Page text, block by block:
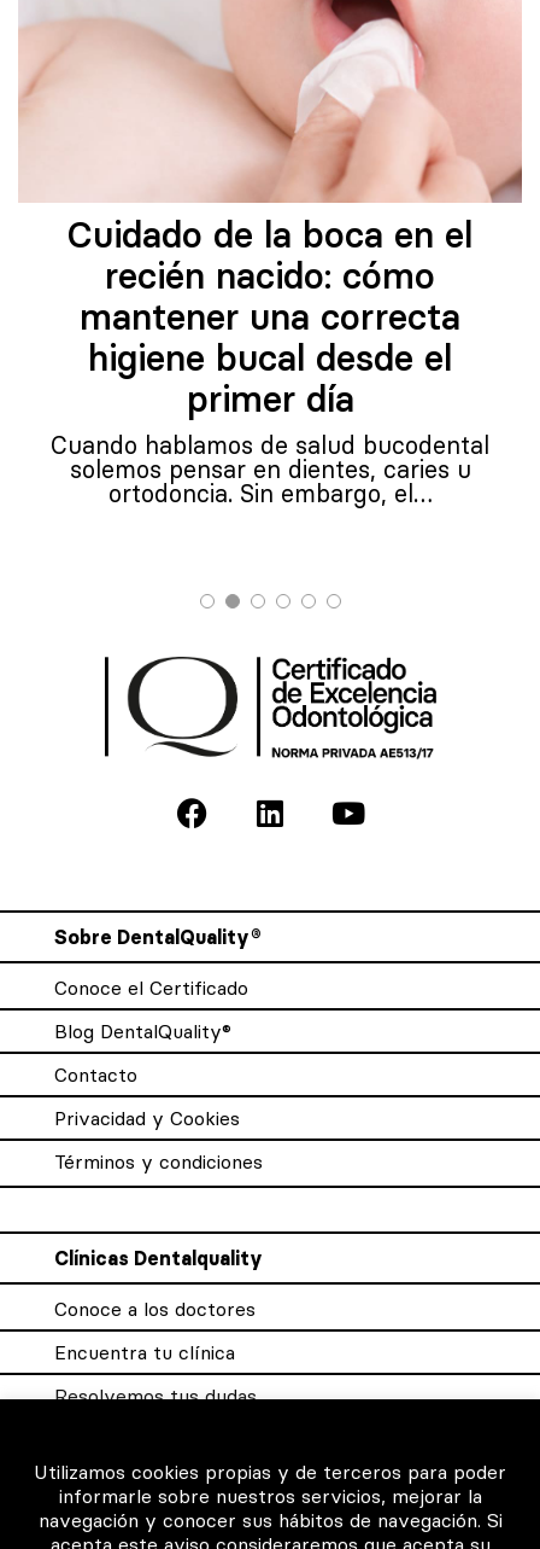
Cuidado de la boca en el
recién nacido: cómo
mantener una correcta
higiene bucal desde el
primer día
Cuando hablamos de salud bucodental
solemos pensar en dientes, caries u
ortodoncia. Sin embargo, el…
Sobre DentalQuality®
Conoce el Certificado
Blog DentalQuality®
Contacto
Privacidad y Cookies
Términos y condiciones
Clínicas Dentalquality
Conoce a los doctores
Encuentra tu clínica
Resolvemos tus dudas
Para los profesionales
Utilizamos cookies propias y de terceros para poder
informarle sobre nuestros servicios, mejorar la
navegación y conocer sus hábitos de navegación. Si
acepta este aviso consideraremos que acepta su